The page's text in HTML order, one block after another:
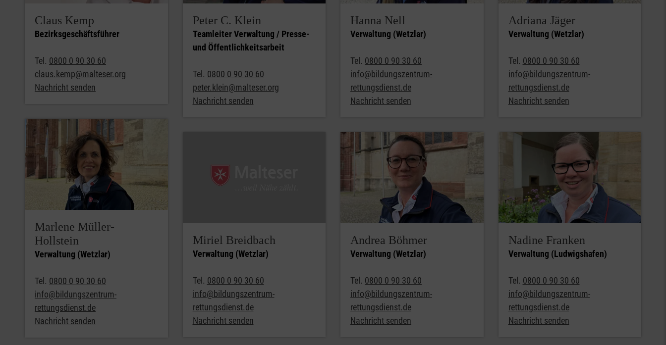
Claus Kemp
Bezirksgeschäftsführer
Tel. 0800 0 90 30 60
claus.kemp@malteser.org
Nachricht senden
Marlene Müller-
Hollstein
Verwaltung (Wetzlar)
Tel. 0800 0 90 30 60
info@bildungszentrum-
rettungsdienst.de
Nachricht senden
Peter C. Klein
Teamleiter Verwaltung / Presse-
und Öffentlichkeitsarbeit
Tel. 0800 0 90 30 60
peter.klein@malteser.org
Nachricht senden
Miriel Breidbach
Verwaltung (Wetzlar)
Tel. 0800 0 90 30 60
info@bildungszentrum-
rettungsdienst.de
Nachricht senden
Hanna Nell
Verwaltung (Wetzlar)
Tel. 0800 0 90 30 60
info@bildungszentrum-
rettungsdienst.de
Nachricht senden
Andrea Böhmer
Verwaltung (Wetzlar)
Tel. 0800 0 90 30 60
info@bildungszentrum-
rettungsdienst.de
Nachricht senden
Adriana Jäger
Verwaltung (Wetzlar)
Tel. 0800 0 90 30 60
info@bildungszentrum-
rettungsdienst.de
Nachricht senden
Nadine Franken
Verwaltung (Ludwigshafen)
Tel. 0800 0 90 30 60
info@bildungszentrum-
rettungsdienst.de
Nachricht senden